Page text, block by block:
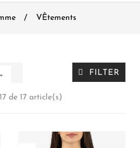
VÊtements
 FILTER
de 17 article(s)